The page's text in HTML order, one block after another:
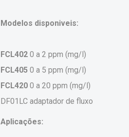
Modelos disponiveis:
FCL402 0 a 2 ppm (mg/l)
FCL405 0 a 5 ppm (mg/l)
FCL420 0 a 20 ppm (mg/l)
DF01LC adaptador de fluxo
Aplicações: